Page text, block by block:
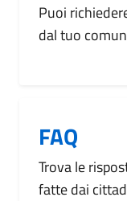
Puoi
dal tuo
FAQ
Trova le
fatte dai